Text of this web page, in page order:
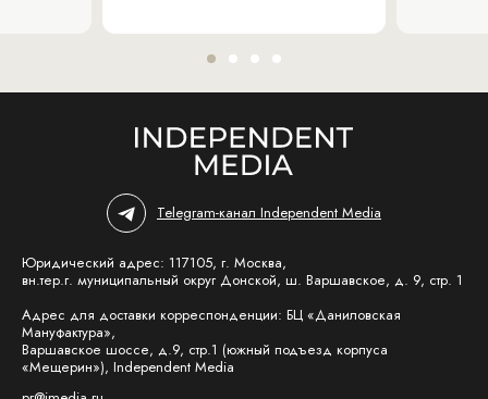
Telegram-канал Independent Media
Юридический адрес: 117105, г. Москва,
вн.тер.г. муниципальный округ Донской, ш. Варшавское, д. 9, стр. 1
Адрес для доставки корреспонденции: БЦ «Даниловская
Мануфактура»,
Варшавское шоссе, д.9, стр.1 (южный подъезд корпуса
«Мещерин»), Independent Media